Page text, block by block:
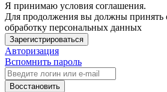
Я принимаю условия соглашения.
Для продолжения вы должны принять
обработку персональных данных
Зарегистрироваться
Авторизация
Вспомнить пароль
Восстановить